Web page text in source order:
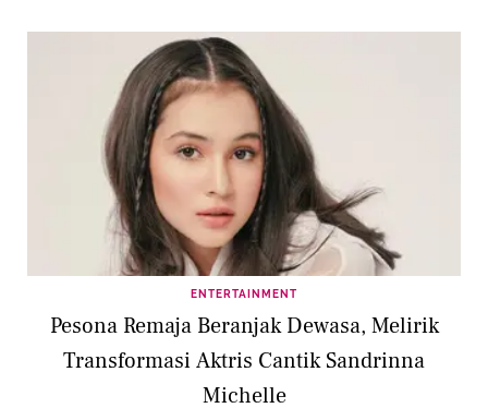
ENTERTAINMENT
Pesona Remaja Beranjak Dewasa, Melirik
Transformasi Aktris Cantik Sandrinna
Michelle